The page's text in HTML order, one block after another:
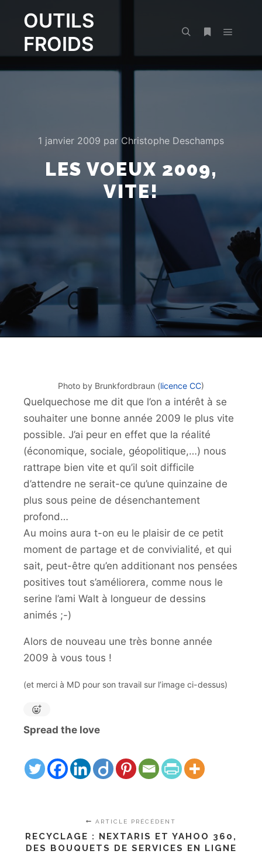
OUTILS
FROIDS
1 janvier 2009 par Christophe Deschamps
LES VOEUX 2009,
VITE!
Photo by Brunkfordbraun (licence CC)
Quelquechose me dit que l’on a intérêt à se
souhaiter une bonne année 2009 le plus vite
possible. J’ai peur en effet que la réalité
(économique, sociale, géopolitique,…) nous
rattrape bien vite et qu’il soit difficile
d’attendre ne serait-ce qu’une quinzaine de
plus sous peine de désenchantement
profond…
Au moins aura t-on eu le plaisir de ce petit
moment de partage et de convivialité, et qui
sait, peut-être qu’en additionant nos pensées
positives tout s’améliorera, comme nous le
serine l’ami Walt à longueur de dessins
animés ;-)
Alors de nouveau une très bonne année
2009 à vous tous !
(et merci à MD pour son travail sur l’image ci-dessus)
Spread the love
ARTICLE PRÉCÉDENT
RECYCLAGE : NEXTARIS ET YAHOO 360,
DES BOUQUETS DE SERVICES EN LIGNE